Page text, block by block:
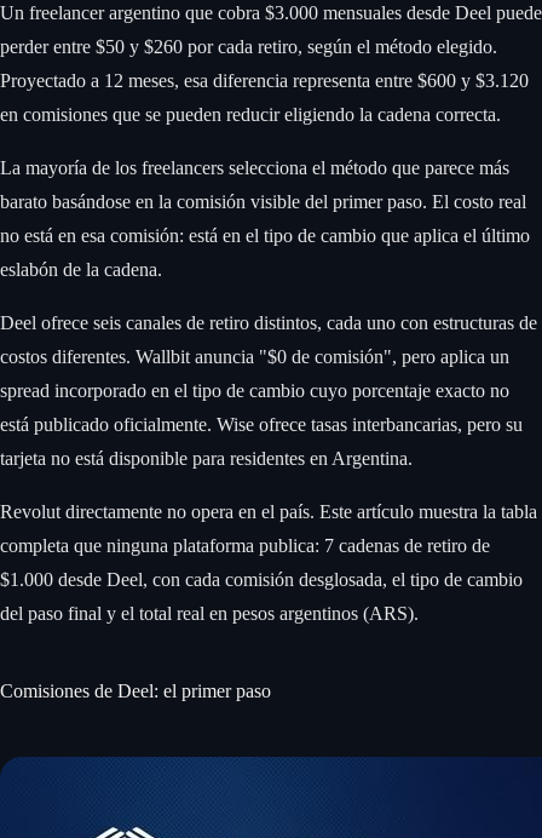
Un freelancer argentino que cobra $3.000 mensuales desde Deel puede
perder entre $50 y $260 por cada retiro, según el método elegido.
Proyectado a 12 meses, esa diferencia representa entre $600 y $3.120
en comisiones que se pueden reducir eligiendo la cadena correcta.
La mayoría de los freelancers selecciona el método que parece más
barato basándose en la comisión visible del primer paso. El costo real
no está en esa comisión: está en el tipo de cambio que aplica el último
eslabón de la cadena.
Deel ofrece seis canales de retiro distintos, cada uno con estructuras de
costos diferentes. Wallbit anuncia "$0 de comisión", pero aplica un
spread incorporado en el tipo de cambio cuyo porcentaje exacto no
está publicado oficialmente. Wise ofrece tasas interbancarias, pero su
tarjeta no está disponible para residentes en Argentina.
Revolut directamente no opera en el país. Este artículo muestra la tabla
completa que ninguna plataforma publica: 7 cadenas de retiro de
$1.000 desde Deel, con cada comisión desglosada, el tipo de cambio
del paso final y el total real en pesos argentinos (ARS).
Comisiones de Deel: el primer paso